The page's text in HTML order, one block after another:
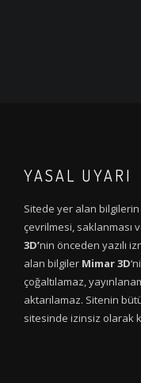
YASAL UYARI
Sitede yer alan bilgilerin
çevrilmesi, saklanması
3D’nin önceden yazılı
alan bilgiler Mimar 3D
çoğaltılamaz,
aktarılamaz. Sitenin
sitesinde izinsiz olarak